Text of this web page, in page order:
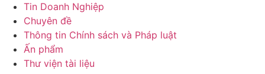
Tin Doanh Nghiệp
Chuyên đề
Thông tin Chính sách và Pháp luật
Ấn phẩm
Thư viện tài liệu